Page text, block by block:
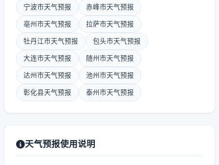
宁波市天气预报 赤峰市天气预报
亳州市天气预报 拉萨市天气预报
牡丹江市天气预报 包头市天气预报
大连市天气预报 随州市天气预报
达州市天气预报 池州市天气预报
彰化县天气预报 泰州市天气预报
天气预报使用说明